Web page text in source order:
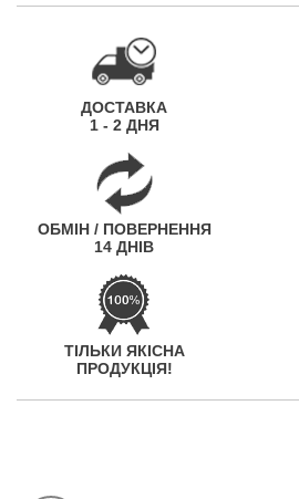
ДОСТАВКА
1 - 2 ДНЯ
ОБМІН / ПОВЕРНЕННЯ
14 ДНІВ
ТІЛЬКИ ЯКІСНА
ПРОДУКЦІЯ!